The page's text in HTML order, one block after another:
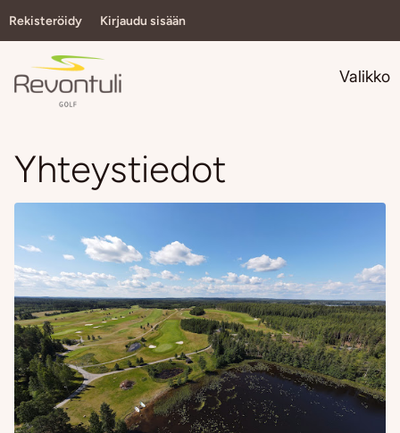
Rekisteröidy Kirjaudu sisään
Valikko
Yhteystiedot